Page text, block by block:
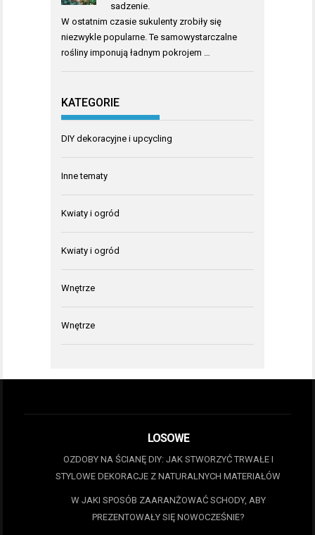
sadzenie.
W ostatnim czasie sukulenty zrobiły się
niezwykle popularne. Te samowystarczalne
rośliny imponują ładnym pokrojem …
KATEGORIE
DIY dekoracyjne i upcycling
Inne tematy
Kwiaty i ogród
Kwiaty i ogród
Wnętrze
Wnętrze
LOSOWE
OZDOBY NA ŚCIANĘ DIY: JAK STWORZYĆ TRWAŁE I
STYLOWE DEKORACJE Z NATURALNYCH MATERIAŁÓW
W JAKI SPOSÓB ZAARANŻOWAĆ SCHODY, ABY
PREZENTOWAŁY SIĘ NOWOCZEŚNIE?